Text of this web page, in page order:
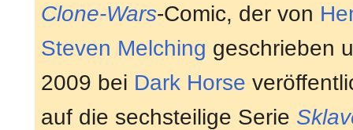
Clone-Wars-Comic, der von
Steven Melching geschrieben
2009 bei Dark Horse
auf die sechsteilige Serie